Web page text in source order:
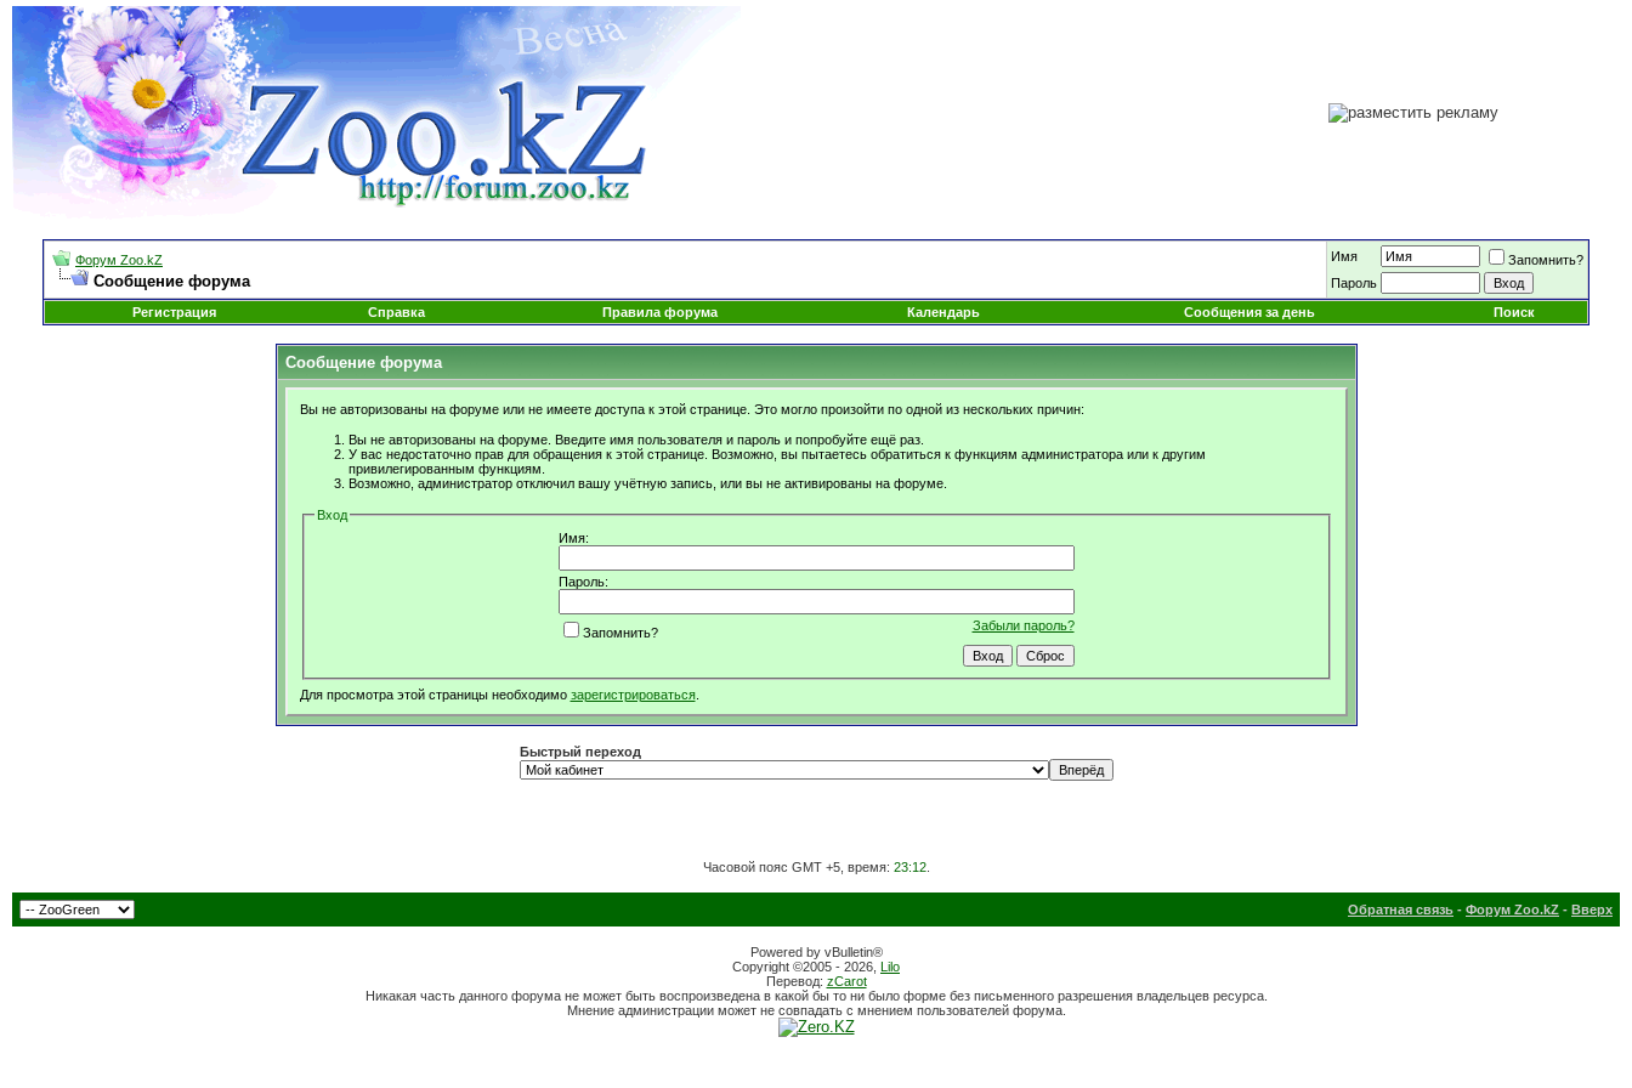
Форум Zoo.kZ
Сообщение форума
Имя
Запомнить?
Пароль
Регистрация
Справка Правила форума Календарь Сообщения за день Поиск
Сообщение форума
Вы не авторизованы на форуме или не имеете доступа к этой странице. Это могло произойти по одной из нескольких причин:
Вы не авторизованы на форуме. Введите имя пользователя и пароль и попробуйте ещё раз.
У вас недостаточно прав для обращения к этой странице. Возможно, вы пытаетесь обратиться к функциям администратора или к другим
привилегированным функциям.
Возможно, администратор отключил вашу учётную запись, или вы не активированы на форуме.
Вход
Имя:
Пароль:
Забыли пароль?
Запомнить?
Для просмотра этой страницы необходимо зарегистрироваться.
Быстрый переход
Часовой пояс GMT +5, время: 23:12.
Обратная связь - Форум Zoo.kZ - Вверх
Powered by vBulletin®
Copyright ©2005 - 2026, Lilo
Перевод: zCarot
Никакая часть данного форума не может быть воспроизведена в какой бы то ни было форме без письменного разрешения владельцев ресурса.
Мнение администрации может не совпадать с мнением пользователей форума.